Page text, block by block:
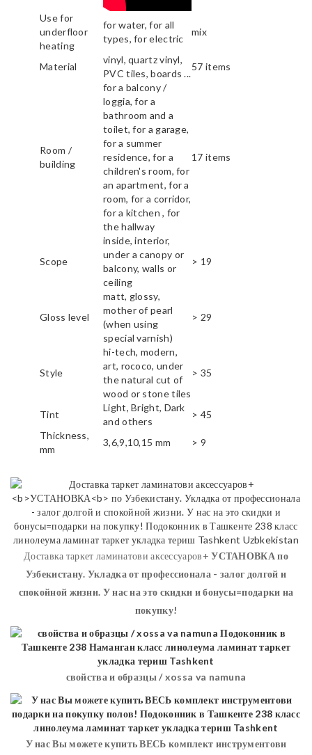
Use for
underfloor
heating
for water, for all
types, for electric
mix
Material
vinyl, quartz vinyl,
PVC tiles, boards ...
57 items
Room /
building
for a balcony /
loggia, for a
bathroom and a
toilet, for a garage,
for a summer
residence, for a
children's room, for
an apartment, for a
room, for a corridor,
for a kitchen , for
the hallway
17 items
Scope
inside, interior,
under a canopy or
balcony, walls or
ceiling
> 19
Gloss level
matt, glossy,
mother of pearl
(when using
special varnish)
> 29
Style
hi-tech, modern,
art, rococo, under
the natural cut of
wood or stone tiles
> 35
Tint
Light, Bright, Dark
and others
> 45
Thickness,
mm
3,6,9,10,15 mm > 9
Доставка таркет ламинатови аксессуаров+УСТАНОВКАпо
Узбекистану. Укладка от профессионала - залог долгой и
спокойной жизни. У нас на это скидки и бонусы=подарки на
покупку!
свойства и образцы / xossa va namuna
У нас Вы можете купить ВЕСЬ комплект инструментови